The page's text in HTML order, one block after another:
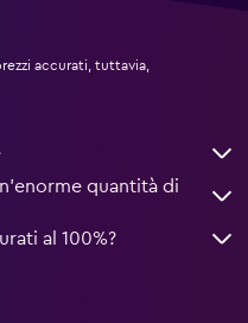
accurati, tuttavia,
quantità di
al 100%?